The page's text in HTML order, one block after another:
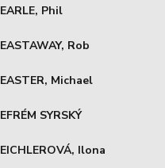
EARLE, Phil
EASTAWAY, Rob
EASTER, Michael
EFRÉM SYRSKÝ
EICHLEROVÁ, Ilona